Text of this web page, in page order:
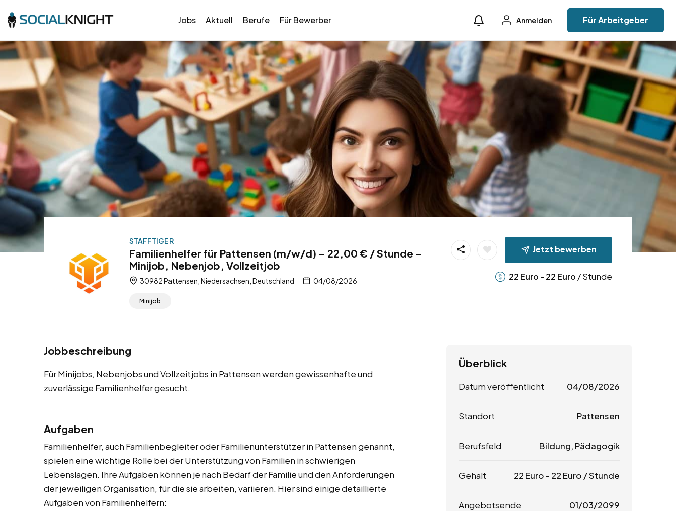
Jobs Aktuell Berufe Für Bewerber Anmelden Für Arbeitgeber
STAFFTIGER
Familienhelfer für Pattensen (m/w/d) – 22,00 € / Stunde –
Minijob, Nebenjob, Vollzeitjob
30982 Pattensen, Niedersachsen, Deutschland 04/08/2026
Minijob
Jetzt bewerben
22 Euro - 22 Euro / Stunde
Jobbeschreibung
Für Minijobs, Nebenjobs und Vollzeitjobs in Pattensen werden gewissenhafte und
zuverlässige Familienhelfer gesucht.
Aufgaben
Familienhelfer, auch Familienbegleiter oder Familienunterstützer in Pattensen genannt,
spielen eine wichtige Rolle bei der Unterstützung von Familien in schwierigen
Lebenslagen. Ihre Aufgaben können je nach Bedarf der Familie und den Anforderungen
der jeweiligen Organisation, für die sie arbeiten, variieren. Hier sind einige detaillierte
Aufgaben von Familienhelfern:
Überblick
Datum veröffentlicht 04/08/2026
Standort Pattensen
Berufsfeld Bildung, Pädagogik
Gehalt 22 Euro - 22 Euro / Stunde
Angebotsende 01/03/2099